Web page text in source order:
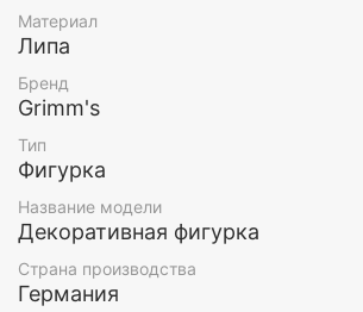
Возраст: 5+
Материал
Липа
Бренд
Grimm's
Тип
Фигурка
Название модели
Декоративная фигурка
Страна производства
Германия